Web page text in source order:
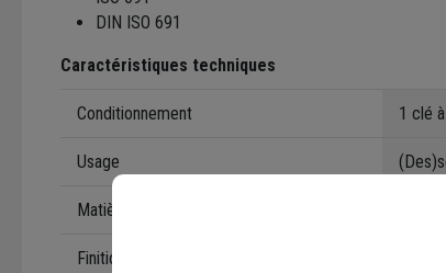
DIN ISO 691
Caractéristiques techniques
Conditionnement 1 clé
Usage
Matière
Finition